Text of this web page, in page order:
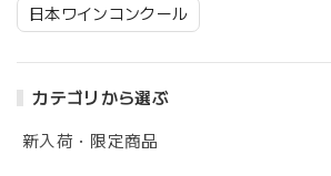
日本ワインコンクール
カテゴリから選ぶ
新入荷・限定商品